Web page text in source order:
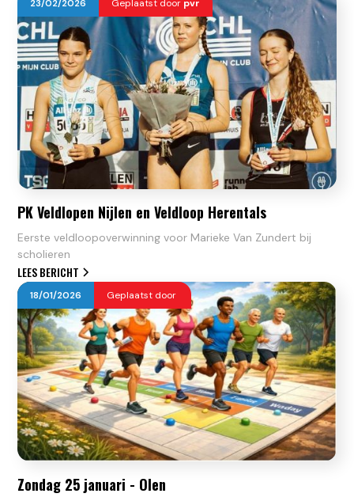
23/02/2026 Geplaatst door pvr
PK Veldlopen Nijlen en Veldloop Herentals
Eerste veldloopoverwinning voor Marieke Van Zundert bij
scholieren
LEES BERICHT
18/01/2026 Geplaatst door
Zondag 25 januari - Olen